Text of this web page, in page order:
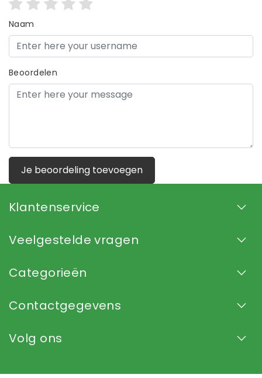
Naam
Beoordelen
Je beoordeling toevoegen
Klantenservice
Veelgestelde vragen
Categorieën
Contactgegevens
Volg ons